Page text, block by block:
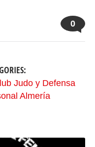
0
Judo y Defensa
Almería